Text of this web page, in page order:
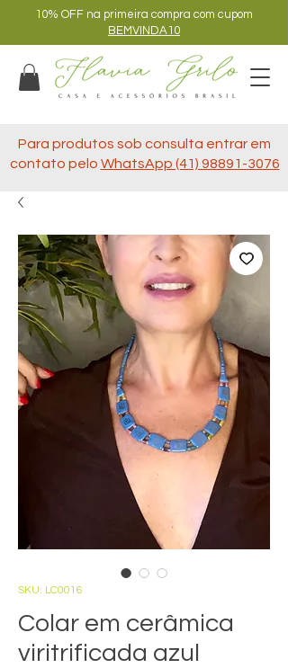
10% OFF na primeira compra com cupom
BEMVINDA10
Para produtos sob consulta entrar em
contato pelo WhatsApp (41) 98891-3076
SKU: LC0016
Colar em cerâmica
viritrificada azul